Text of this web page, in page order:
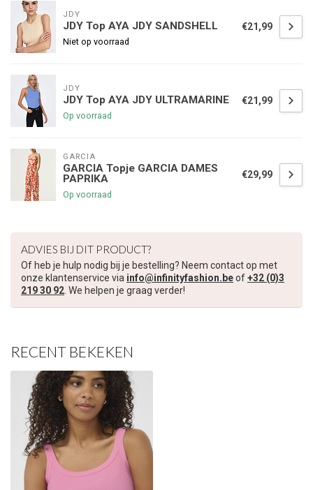
JDY
JDY Top AYA JDY SANDSHELL
Niet op voorraad
€21,99
JDY
JDY Top AYA JDY ULTRAMARINE
Op voorraad
€21,99
GARCIA
GARCIA Topje GARCIA DAMES
PAPRIKA
Op voorraad
€29,99
ADVIES BIJ DIT PRODUCT?
Of heb je hulp nodig bij je bestelling? Neem contact op met
onze klantenservice via info@infinityfashion.beof+32 (0)3
219 30 92. We helpen je graag verder!
RECENT BEKEKEN
€5,00 korting op je volgende bestelling
over onze nieuwe collectie, en ontvang
volgende aankoop! 😀
Inschrijven
Je korting is geldig bij een minimale bestelwaarde van €45,00